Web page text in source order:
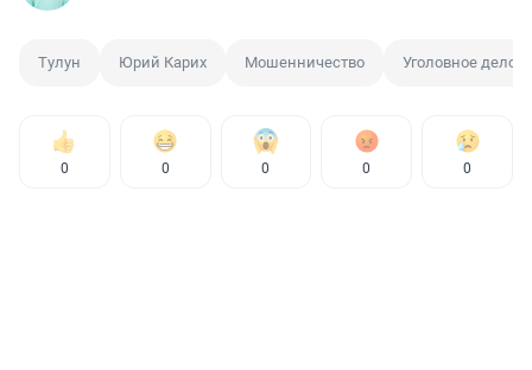
Тулун Юрий Карих Мошенничество Уголовное дело
0 0 0 0 0